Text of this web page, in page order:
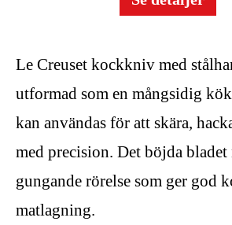
Le Creuset kockkniv med
utformad som en mångsidig
kan användas för att skära,
med precision. Det böjda
gungande rörelse som ger god
matlagning.